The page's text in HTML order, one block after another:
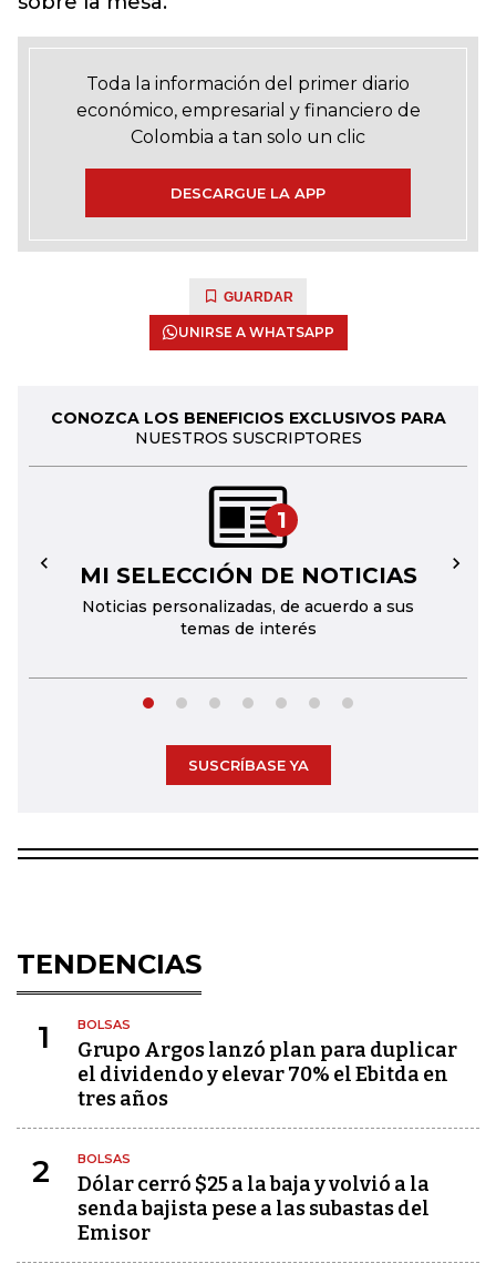
Toda la información del primer diario
económico, empresarial y financiero de
Colombia a tan solo un clic
DESCARGUE LA APP
GUARDAR
UNIRSE A WHATSAPP
CONOZCA LOS BENEFICIOS EXCLUSIVOS PARA
NUESTROS SUSCRIPTORES
1
MI SELECCIÓN DE NOTICIAS
Noticias personalizadas, de acuerdo a sus
temas de interés
← →
SUSCRÍBASE YA
TENDENCIAS
1 BOLSAS
Grupo Argos lanzó plan para duplicar
el dividendo y elevar 70% el Ebitda en
tres años
2 BOLSAS
Dólar cerró $25 a la baja y volvió a la
senda bajista pese a las subastas del
Emisor